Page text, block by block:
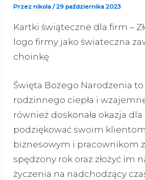
Przeznikola/29 października 2023
Kartki świąteczne dla firm –
logo firmy jako świateczna
choinkę
Święta Bożego Narodzenia to
rodzinnego ciepła i
również doskonała okazja
podziękować swoim
biznesowym i pracownikom
spędzony rok oraz złożyć im
życzenia na nadchodzący